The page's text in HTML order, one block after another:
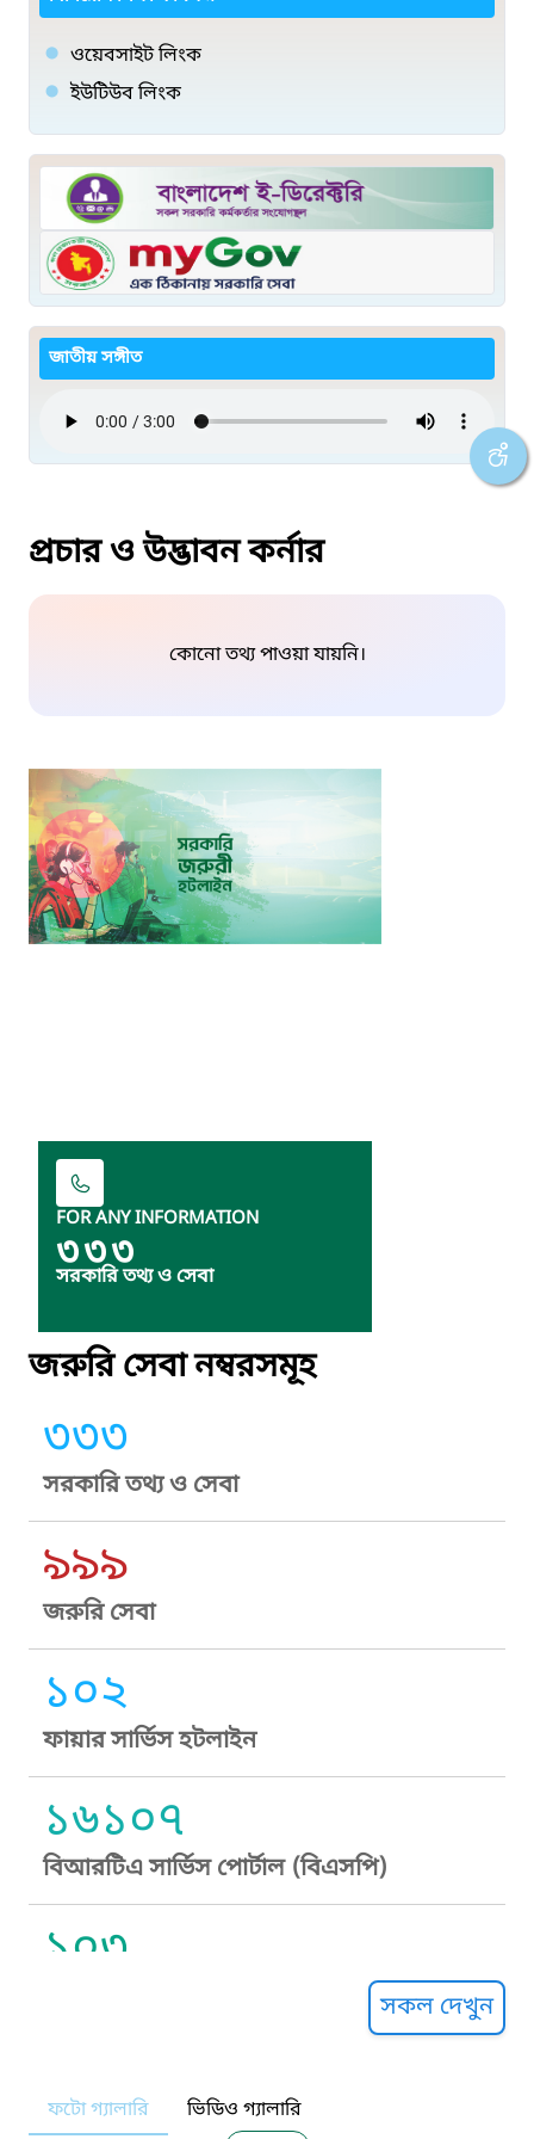
ওয়েবসাইট লিংক
ইউটিউব লিংক
জাতীয় সঙ্গীত
প্রচার ও উদ্ভাবন কর্নার
কোনো তথ্য পাওয়া যায়নি।
FOR ANY INFORMATION
৩৩৩
সরকারি তথ্য ও সেবা
জরুরি সেবা নম্বরসমূহ
৩৩৩
সরকারি তথ্য ও সেবা
৯৯৯
জরুরি সেবা
১০২
ফায়ার সার্ভিস হটলাইন
১৬১০৭
বিআরটিএ সার্ভিস পোর্টাল (বিএসপি)
১০৩
নারী ও শিশু নির্যাতন প্রতিরোধ
সকল দেখুন
ফটো গ্যালারি ভিডিও গ্যালারি